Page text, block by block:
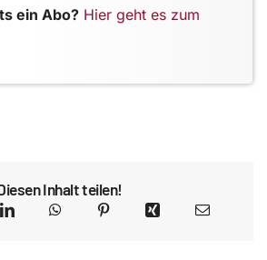
ein Abo? Hier geht es zum
Inhalt teilen!